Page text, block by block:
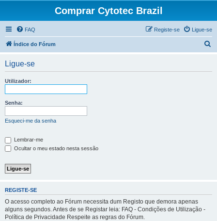
Comprar Cytotec Brazil
FAQ Ligue-se
Registe-se
Índice do Fórum
Ligue-se
Utilizador:
Senha:
Esqueci-me da senha
Lembrar-me
Ocultar o meu estado nesta sessão
REGISTE-SE
O acesso completo ao Fórum necessita dum Registo que demora apenas
alguns segundos. Antes de se Registar leia: FAQ - Condições de Utilização -
Política de Privacidade Respeite as regras do Fórum.